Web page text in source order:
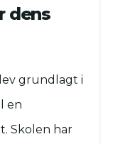
dens
grundlagt i
en
Skolen har